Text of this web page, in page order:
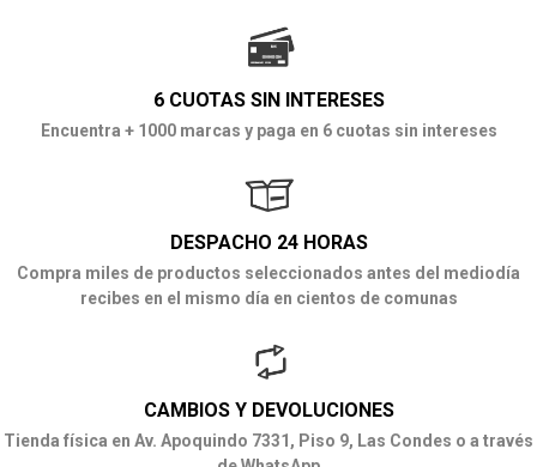
6 CUOTAS SIN INTERESES
Encuentra + 1000 marcas y paga en 6 cuotas sin intereses
DESPACHO 24 HORAS
Compra miles de productos seleccionados antes del mediodía
recibes en el mismo día en cientos de comunas
CAMBIOS Y DEVOLUCIONES
Tienda física en Av. Apoquindo 7331, Piso 9, Las Condes o a través